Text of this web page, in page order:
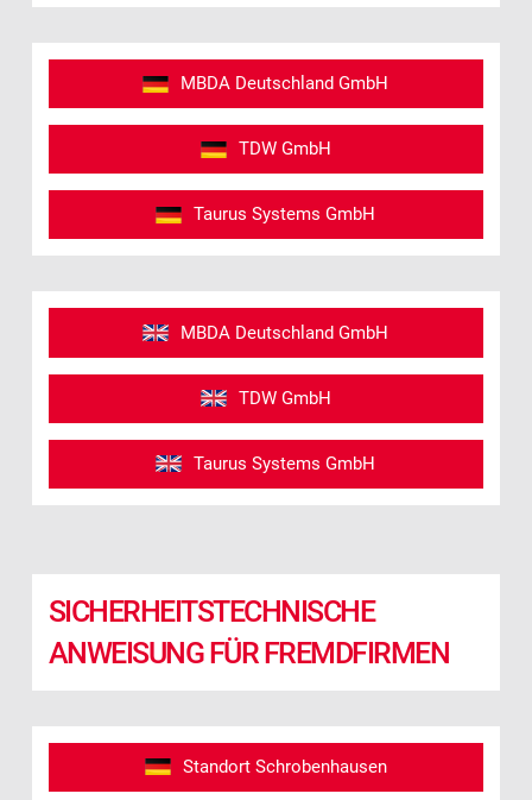
MBDA Deutschland GmbH
TDW GmbH
Taurus Systems GmbH
MBDA Deutschland GmbH
TDW GmbH
Taurus Systems GmbH
SICHERHEITSTECHNISCHE
ANWEISUNG FÜR FREMDFIRMEN
Standort Schrobenhausen